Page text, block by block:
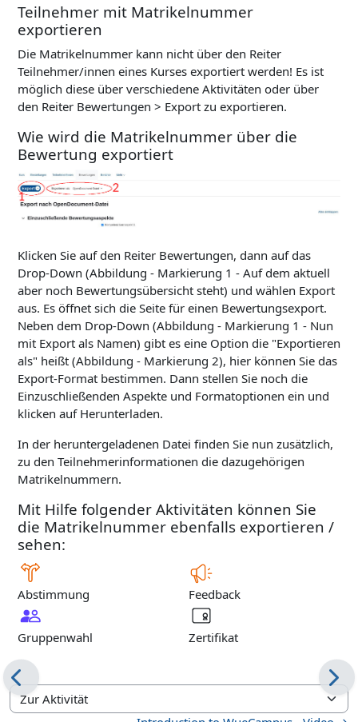
Teilnehmer mit Matrikelnummer
exportieren
Die Matrikelnummer kann nicht über den Reiter
Teilnehmer/innen eines Kurses exportiert werden! Es ist
möglich diese über verschiedene Aktivitäten oder über
den Reiter Bewertungen > Export zu exportieren.
Wie wird die Matrikelnummer über die
Bewertung exportiert
Klicken Sie auf den Reiter Bewertungen, dann auf das
Drop-Down (Abbildung - Markierung 1 - Auf dem aktuell
aber noch Bewertungsübersicht steht) und wählen Export
aus. Es öffnet sich die Seite für einen Bewertungsexport.
Neben dem Drop-Down (Abbildung - Markierung 1 - Nun
mit Export als Namen) gibt es eine Option die "Exportieren
als" heißt (Abbildung - Markierung 2), hier können Sie das
Export-Format bestimmen. Dann stellen Sie noch die
Einzuschließenden Aspekte und Formatoptionen ein und
klicken auf Herunterladen.
In der heruntergeladenen Datei finden Sie nun zusätzlich,
zu den Teilnehmerinformationen die dazugehörigen
Matrikelnummern.
Mit Hilfe folgender Aktivitäten können Sie
die Matrikelnummer ebenfalls exportieren /
sehen:
Abstimmung Feedback
Gruppenwahl Zertifikat
Zur Aktivität